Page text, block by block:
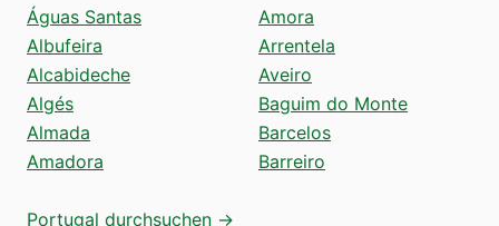
Águas Santas
Albufeira
Alcabideche
Algés
Almada
Amadora
Amora
Arrentela
Aveiro
Baguim do Monte
Barcelos
Barreiro
Portugal durchsuchen →